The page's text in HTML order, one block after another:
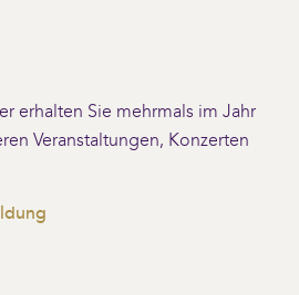
erhalten Sie mehrmals im Jahr
Veranstaltungen, Konzerten